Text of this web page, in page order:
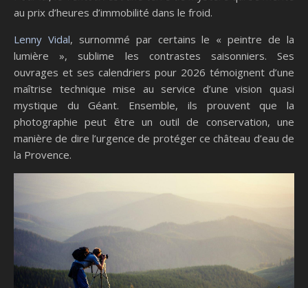
au prix d’heures d’immobilité dans le froid.
Lenny Vidal, surnommé par certains le « peintre de la
lumière », sublime les contrastes saisonniers. Ses
ouvrages et ses calendriers pour 2026 témoignent d’une
maîtrise technique mise au service d’une vision quasi
mystique du Géant. Ensemble, ils prouvent que la
photographie peut être un outil de conservation, une
manière de dire l’urgence de protéger ce château d’eau de
la Provence.